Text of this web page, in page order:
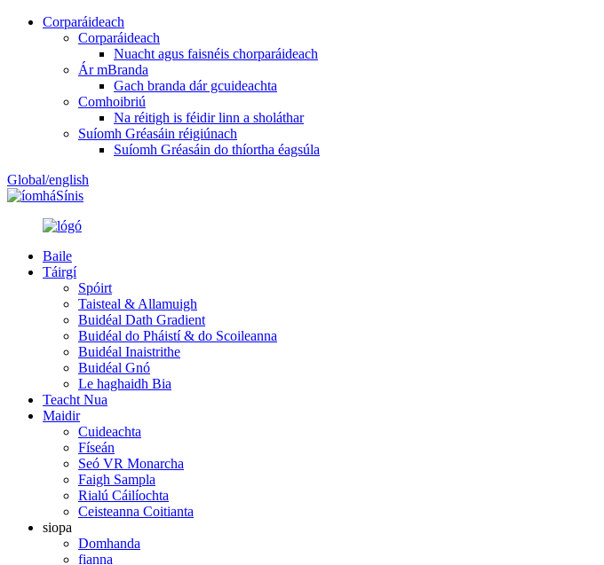
Corparáideach
Corparáideach
Nuacht agus faisnéis chorparáideach
Ár mBranda
Gach branda dár gcuideachta
Comhoibriú
Na réitigh is féidir linn a sholáthar
Suíomh Gréasáin réigiúnach
Suíomh Gréasáin do thíortha éagsúla
Global/english
Sínis
Baile
Táirgí
Spóirt
Taisteal & Allamuigh
Buidéal Dath Gradient
Buidéal do Pháistí & do Scoileanna
Buidéal Inaistrithe
Buidéal Gnó
Le haghaidh Bia
Teacht Nua
Maidir
Cuideachta
Físeán
Seó VR Monarcha
Faigh Sampla
Rialú Cáilíochta
Ceisteanna Coitianta
siopa
Domhanda
fianna